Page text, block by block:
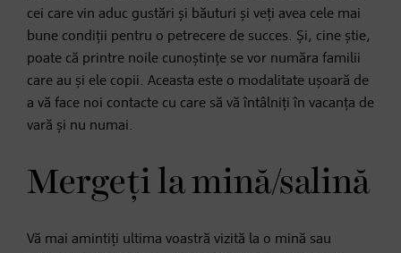
cei care vin aduc gustări și băuturi și veți avea cele mai
bune condiții pentru o petrecere de succes. Și, cine știe,
poate că printre noile cunoștințe se vor număra familii
care au și ele copii. Aceasta este o modalitate ușoară de
a vă face noi contacte cu care să vă întâlniți în vacanța de
vară și nu numai.
Mergeți la mină/salină
Vă mai amintiți ultima voastră vizită la o mină sau